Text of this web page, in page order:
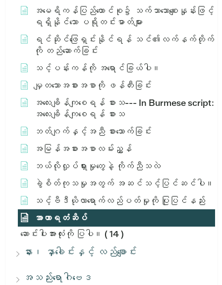
အမေရိကန်ပြည်ထောင်စု၌ သက်သာသောစျေးနှုန်းဖြင့်
ရရှိနိုင်သော ပရိုတင်းဓာတ်များ
ရင်ဆိုင်ဖြေရှင်းနိုင်ရန် သင်၏လက်နက်တိုက်
ကို တည်ဆောက်ခြင်း
သင့်ပန်းကန်ကို အရောင်ခြယ်ပါ။
မျှတသောအစားအစာကို ဖန်တီးခြင်း
အ​လေး​ချိန်​ကျ​စေ​ရန်​ စား​သ​ --- In Burmese script:
အ​လေး​ချိန်​ကျ​စေ​ရန်​ စား​သ​
ဘတ်ဂျက်နှင့်အညီ စားသောက်ခြင်း
အမြန်အစားအစာလမ်းညွှန်
ဘယ်လိုလှုပ်ရှားမှုတွေနဲ့ ကိုက်ညီသလဲ
ခွဲစိတ်ကုသမှုအတွက် အဆင်သင့်ပြင်ဆင်ပါ။
သင့်ဗီဒီယိုလာရောက်လည်ပတ်မှုကို ပြုပြင်နည်း
အာဟာရတံဆိပ်
ဆောင်းပါးအားလုံးကို ပြပါ။ ( 14 )
နား၊ နှာခေါင်းနှင့် လည်ချောင်း
အသည်းရောဂါဗေဒ